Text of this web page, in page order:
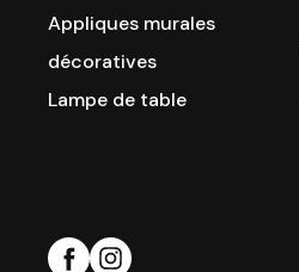
Appliques murales
décoratives
Lampe de table